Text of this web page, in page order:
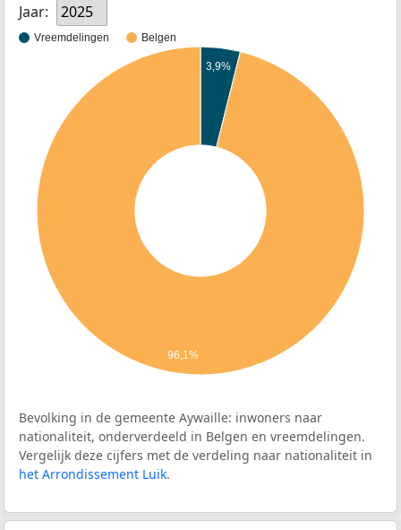
Jaar: 2025
Vreemdelingen Belgen
3,9%
96,1%
Bevolking in de gemeente Aywaille: inwoners naar
nationaliteit, onderverdeeld in Belgen en vreemdelingen.
Vergelijk deze cijfers met de verdeling naar nationaliteit in
het Arrondissement Luik.